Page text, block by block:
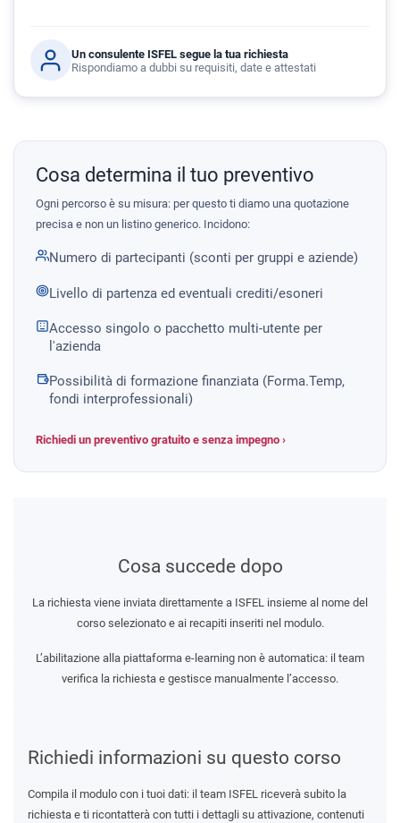
Un consulente ISFEL segue la tua richiesta
Rispondiamo a dubbi su requisiti, date e attestati
Cosa determina il tuo preventivo
Ogni percorso è su misura: per questo ti diamo una quotazione
precisa e non un listino generico. Incidono:
Numero di partecipanti (sconti per gruppi e aziende)
Livello di partenza ed eventuali crediti/esoneri
Accesso singolo o pacchetto multi-utente per
l'azienda
Possibilità di formazione finanziata (Forma.Temp,
fondi interprofessionali)
Richiedi un preventivo gratuito e senza impegno ›
Richiedi informazioni su questo corso
Compila il modulo con i tuoi dati: il team ISFEL riceverà subito la
richiesta e ti ricontatterà con tutti i dettagli su attivazione, contenuti
Cosa succede dopo
La richiesta viene inviata direttamente a ISFEL insieme al nome del
corso selezionato e ai recapiti inseriti nel modulo.
L’abilitazione alla piattaforma e-learning non è automatica: il team
verifica la richiesta e gestisce manualmente l’accesso.